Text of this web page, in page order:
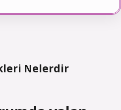
Nelerdir